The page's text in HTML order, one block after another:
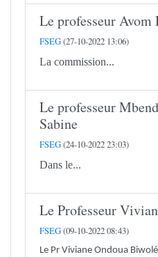
Le professeur Avom
FSEG(27-10-2022 13:06)
La commission...
Le professeur
Sabine
FSEG(24-10-2022 23:03)
Dans le...
Le Professeur
FSEG(09-10-2022 08:43)
Le Pr Viviane Ondoua